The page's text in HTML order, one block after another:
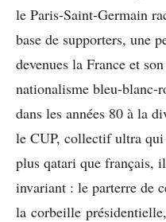
le Paris-Saint-Germain
base de supporters, une
devenues la France et
nationalisme bleu-blanc-
dans les années 80 à la
le CUP, collectif ultra qui
plus qatari que français,
invariant : le parterre de
la corbeille